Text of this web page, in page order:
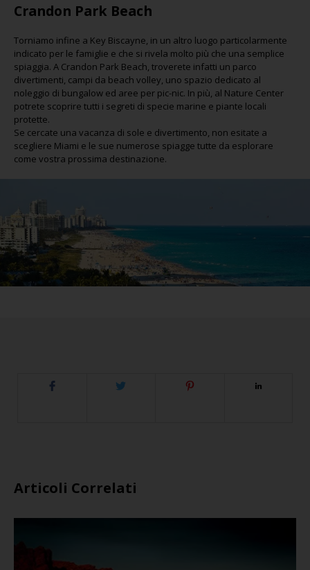
Crandon Park Beach
Torniamo infine a Key Biscayne, in un altro luogo particolarmente
indicato per le famiglie e che si rivela molto più che una semplice
spiaggia. A Crandon Park Beach, troverete infatti un parco
divertimenti, campi da beach volley, uno spazio dedicato al
noleggio di bungalow ed aree per pic-nic. In più, al Nature Center
potrete scoprire tutti i segreti di specie marine e piante locali
protette.
Se cercate una vacanza di sole e divertimento, non esitate a
scegliere Miami e le sue numerose spiagge tutte da esplorare
come vostra prossima destinazione.
Articoli Correlati